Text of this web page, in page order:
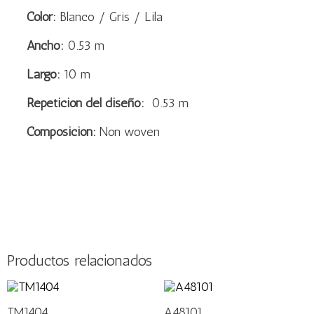
Color: Blanco / Gris / Lila
Ancho: 0.53 m
Largo: 10 m
Repetición del diseño: 0.53 m
Composición: Non woven
Productos relacionados